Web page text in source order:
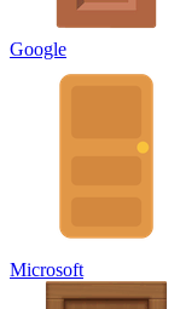
Google
Microsoft